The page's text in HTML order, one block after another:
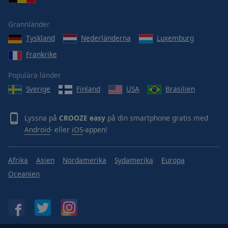
Area
Color
Opacity
Font
Size
Text
Style
Font
Grannländer
Tyskland
Nederländerna
Luxemburg
Frankrike
Populära länder
Sverige
Finland USA Brasilien
Lyssna på CROOZE easy på din smartphone gratis med
Android- eller iOS-appen!
Afrika Asien Nordamerika Sydamerika
Europa
Oceanien